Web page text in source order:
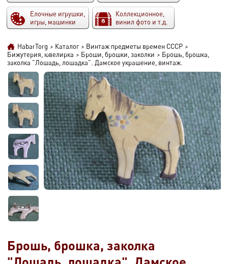
Елочные игрушки,
игры, машинки
Коллекционное,
винил фото и т.д.
HabarTorg > Каталог > Винтаж предметы времен СССР >
Бижутерия, ювелирка > Броши, брошки, заколки > Брошь, брошка,
заколка "Лошадь, лошадка". Дамское украшение, винтаж.
Брошь, брошка, заколка